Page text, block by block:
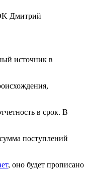
Дмитрий
источник в
в срок. В
поступлений
, оно будет прописано